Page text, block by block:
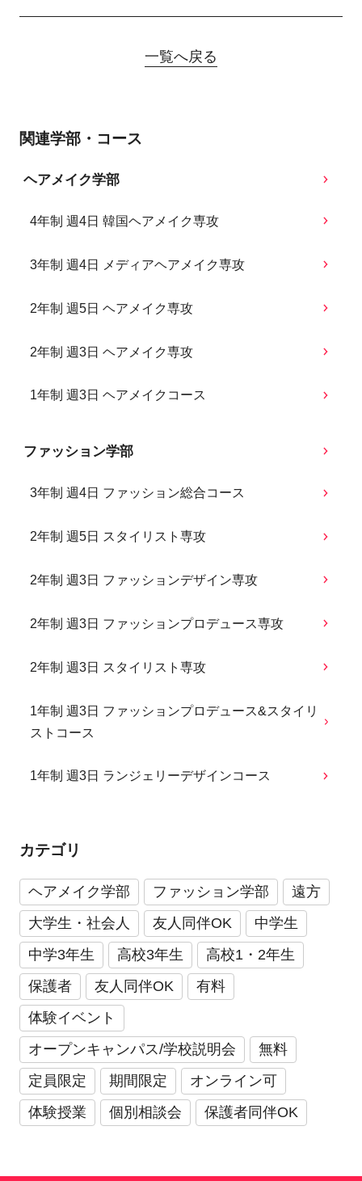
一覧へ戻る
関連学部・コース
ヘアメイク学部
4年制 週4日 韓国ヘアメイク専攻
3年制 週4日 メディアヘアメイク専攻
2年制 週5日 ヘアメイク専攻
2年制 週3日 ヘアメイク専攻
1年制 週3日 ヘアメイクコース
ファッション学部
3年制 週4日 ファッション総合コース
2年制 週5日 スタイリスト専攻
2年制 週3日 ファッションデザイン専攻
2年制 週3日 ファッションプロデュース専攻
2年制 週3日 スタイリスト専攻
1年制 週3日 ファッションプロデュース&スタイリ
ストコース
1年制 週3日 ランジェリーデザインコース
カテゴリ
ヘアメイク学部 ファッション学部
遠方
大学生・社会人
友人同伴OK
中学生
中学3年生
高校3年生
高校1・2年生
保護者
友人同伴OK
有料
体験イベント
オープンキャンパス/学校説明会
無料
定員限定
期間限定
オンライン可
体験授業
個別相談会 保護者同伴OK